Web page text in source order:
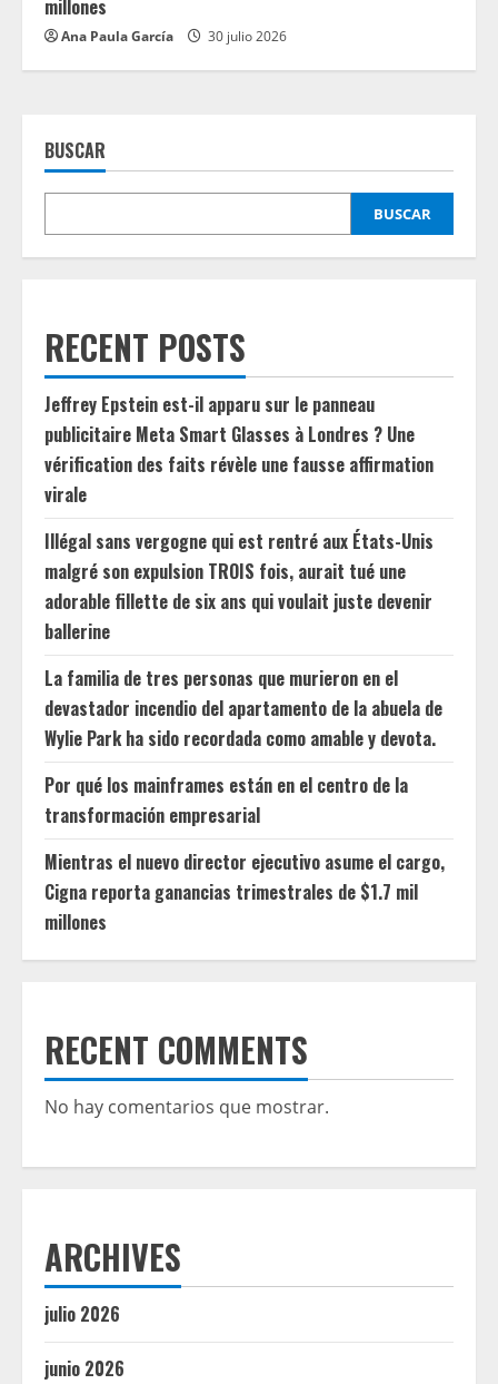
millones
Ana Paula García 30 julio 2026
BUSCAR
BUSCAR
RECENT POSTS
Jeffrey Epstein est-il apparu sur le panneau
publicitaire Meta Smart Glasses à Londres ? Une
vérification des faits révèle une fausse affirmation
virale
Illégal sans vergogne qui est rentré aux États-Unis
malgré son expulsion TROIS fois, aurait tué une
adorable fillette de six ans qui voulait juste devenir
ballerine
La familia de tres personas que murieron en el
devastador incendio del apartamento de la abuela de
Wylie Park ha sido recordada como amable y devota.
Por qué los mainframes están en el centro de la
transformación empresarial
Mientras el nuevo director ejecutivo asume el cargo,
Cigna reporta ganancias trimestrales de $1.7 mil
millones
RECENT COMMENTS
No hay comentarios que mostrar.
ARCHIVES
julio 2026
junio 2026